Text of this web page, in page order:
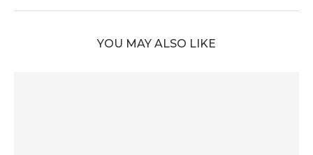
YOU MAY ALSO LIKE